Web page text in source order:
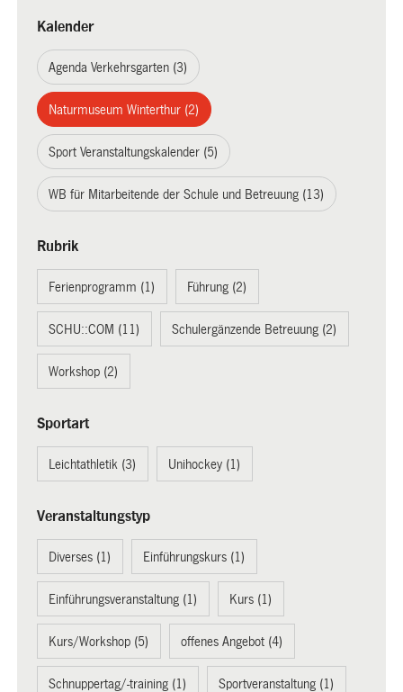
Kalender
Agenda Verkehrsgarten (3)
Naturmuseum Winterthur (2)
Sport Veranstaltungskalender (5)
WB für Mitarbeitende der Schule und Betreuung (13)
Rubrik
Ferienprogramm (1) Führung (2)
SCHU::COM (11) Schulergänzende Betreuung (2)
Workshop (2)
Sportart
Leichtathletik (3) Unihockey (1)
Veranstaltungstyp
Diverses (1) Einführungskurs (1)
Einführungsveranstaltung (1) Kurs (1)
Kurs/Workshop (5) offenes Angebot (4)
Schnuppertag/-training (1) Sportveranstaltung (1)